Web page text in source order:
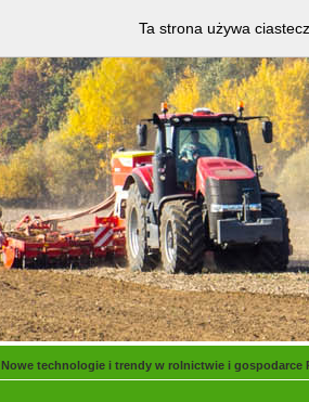
Nowe technologie i trendy w rolnictwie i gospodarce
Ta strona używa